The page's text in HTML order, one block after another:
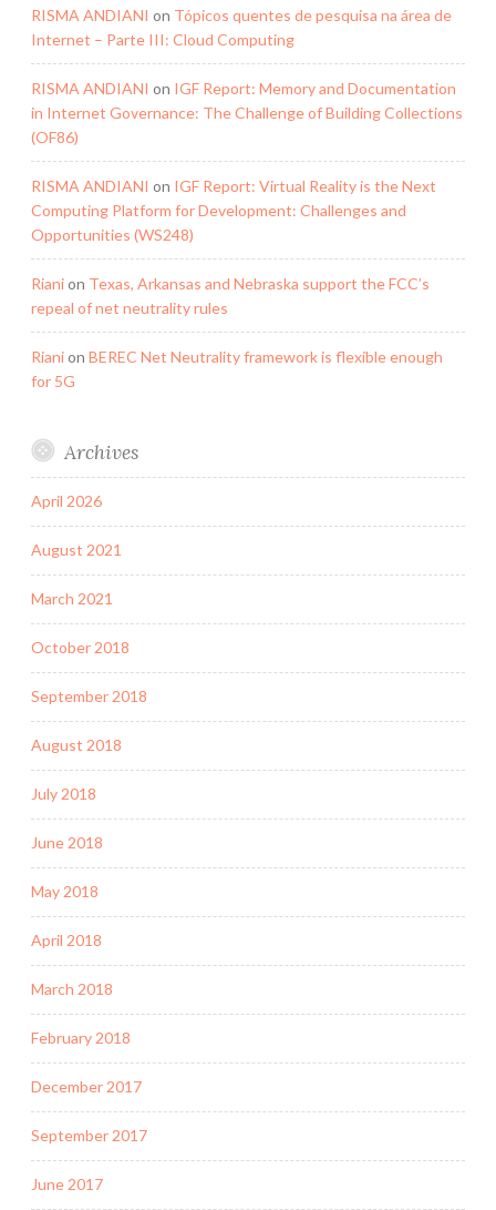
RISMA ANDIANI on Tópicos quentes de pesquisa na área de
Internet – Parte III: Cloud Computing
RISMA ANDIANI on IGF Report: Memory and Documentation
in Internet Governance: The Challenge of Building Collections
(OF86)
RISMA ANDIANI on IGF Report: Virtual Reality is the Next
Computing Platform for Development: Challenges and
Opportunities (WS248)
Rianion Texas, Arkansas and Nebraska support the FCC’s
repeal of net neutrality rules
Rianion BEREC Net Neutrality framework is flexible enough
for 5G
Archives
April 2026
August 2021
March 2021
October 2018
September 2018
August 2018
July 2018
June 2018
May 2018
April 2018
March 2018
February 2018
December 2017
September 2017
June 2017